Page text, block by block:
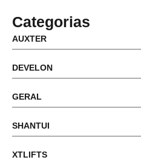
Categorias
AUXTER
DEVELON
GERAL
SHANTUI
XTLIFTS